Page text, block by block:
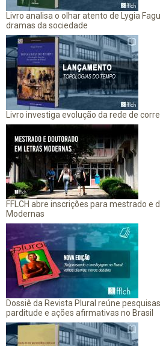
Livro analisa o olhar atento de Lygia
dramas da sociedade
Livro investiga evolução da rede de
FFLCH abre inscrições para mestrado e
Modernas
Dossiê da Revista Plural reúne
parditude e ações afirmativas no Brasil